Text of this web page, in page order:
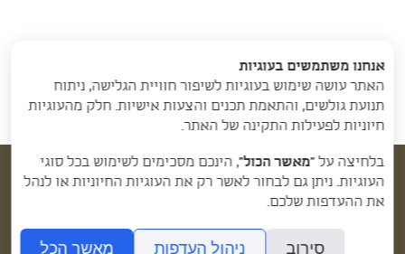
ליצירת קשר
אנחנו משתמשים בעוגיות
האתר עושה שימוש בעוגיות לשיפור חוויית הגלישה, ניתוח
תנועת גולשים, והתאמת תכנים והצעות אישיות. חלק מהעוגיות
חיוניות לפעילות התקינה של האתר.
בלחיצה על “מאשר הכול”, הינכם מסכימים לשימוש בכל סוגי
העוגיות. ניתן גם לבחור לאשר רק את העוגיות החיוניות או לנהל
את ההעדפות שלכם.
סירוב ניהול העדפות מאשר הכל